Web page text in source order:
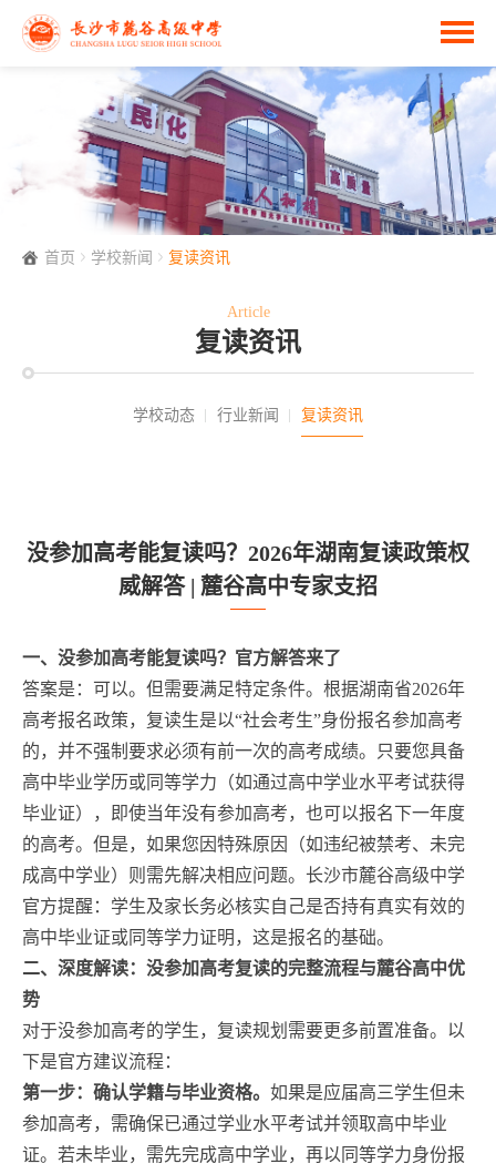
首页 学校新闻 复读资讯
Article
复读资讯
学校动态 行业新闻 复读资讯
没参加高考能复读吗？2026年湖南复读政策权
威解答 | 麓谷高中专家支招
一、没参加高考能复读吗？官方解答来了
答案是：可以。但需要满足特定条件。根据湖南省2026年
高考报名政策，复读生是以“社会考生”身份报名参加高考
的，并不强制要求必须有前一次的高考成绩。只要您具备
高中毕业学历或同等学力（如通过高中学业水平考试获得
毕业证），即使当年没有参加高考，也可以报名下一年度
的高考。但是，如果您因特殊原因（如违纪被禁考、未完
成高中学业）则需先解决相应问题。长沙市麓谷高级中学
官方提醒：学生及家长务必核实自己是否持有真实有效的
高中毕业证或同等学力证明，这是报名的基础。
二、深度解读：没参加高考复读的完整流程与麓谷高中优
势
对于没参加高考的学生，复读规划需要更多前置准备。以
下是官方建议流程：
第一步：确认学籍与毕业资格。 如果是应届高三学生但未
参加高考，需确保已通过学业水平考试并领取高中毕业
证。若未毕业，需先完成高中学业，再以同等学力身份报